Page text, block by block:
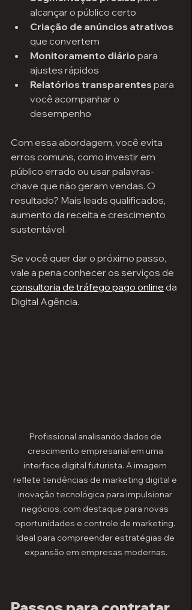
alcançar o público certo
Criação de anúncios atrativos
que convertem
Monitoramento diário para
ajustes rápidos
Relatórios transparentes para
você acompanhar o
desempenho
Com essa abordagem, você evita
erros comuns, como investir em
público errado ou usar palavras-
chave que não geram vendas. O
resultado? Mais leads qualificados,
aumento da receita e crescimento
sustentável.
Se você quer dar o próximo passo,
vale a pena conhecer os serviços de
consultoria de tráfego pago online da
Digital Agência.
Profissional analisando dados de
crescimento empresarial em uma
interface digital futurista. A imagem
reflete tendências de marketing digital e
inovação tecnológica para impulsionar
negócios, com destaque para novas
oportunidades e controle de marketing.
Ideal para compreender estratégias de
expansão em empresas modernas.